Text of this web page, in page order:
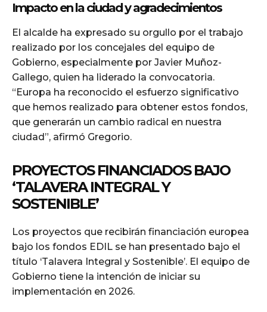
Impacto en la ciudad y agradecimientos
El alcalde ha expresado su orgullo por el trabajo
realizado por los concejales del equipo de
Gobierno, especialmente por Javier Muñoz-
Gallego, quien ha liderado la convocatoria.
“Europa ha reconocido el esfuerzo significativo
que hemos realizado para obtener estos fondos,
que generarán un cambio radical en nuestra
ciudad”, afirmó Gregorio.
PROYECTOS FINANCIADOS BAJO
‘TALAVERA INTEGRAL Y
SOSTENIBLE’
Los proyectos que recibirán financiación europea
bajo los fondos EDIL se han presentado bajo el
título ‘Talavera Integral y Sostenible’. El equipo de
Gobierno tiene la intención de iniciar su
implementación en 2026.